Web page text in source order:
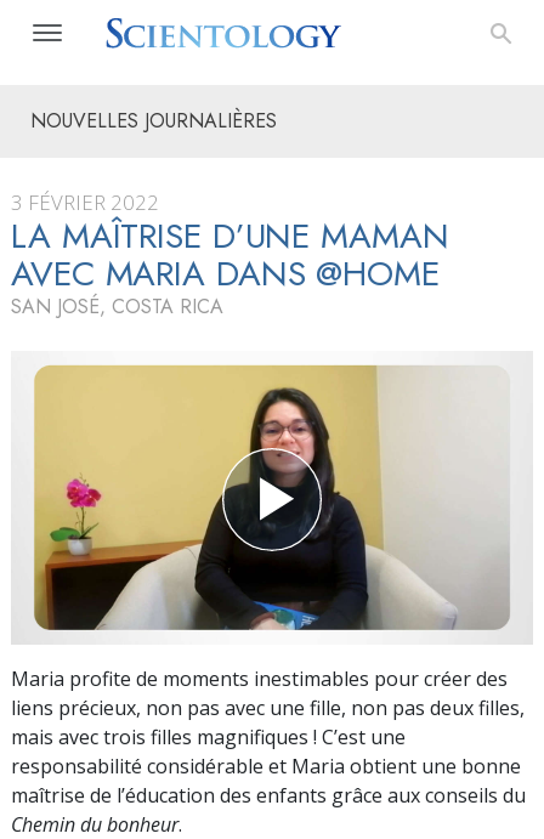
NOUVELLES JOURNALIÈRES
3 FÉVRIER 2022
LA MAÎTRISE D’UNE MAMAN
AVEC MARIA DANS @HOME
SAN JOSÉ, COSTA RICA
Maria profite de moments inestimables pour créer des
liens précieux, non pas avec une fille, non pas deux filles,
mais avec trois filles magnifiques ! C’est une
responsabilité considérable et Maria obtient une bonne
maîtrise de l’éducation des enfants grâce aux conseils du
Chemin du bonheur.